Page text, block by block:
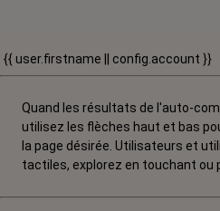
{{ user.firstname || config.account }}
Quand les résultats de l'auto-
utilisez les flèches haut et bas
la page désirée. Utilisateurs et
tactiles, explorez en touchant ou